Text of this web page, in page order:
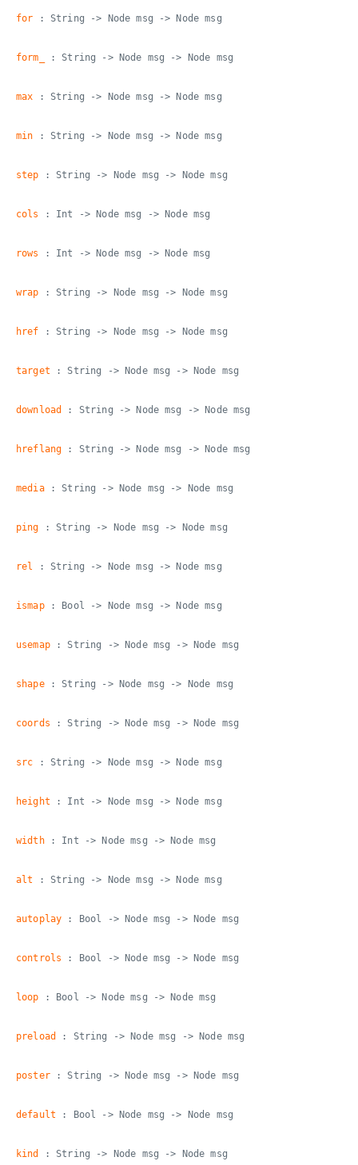
for : String -> Node msg -> Node msg
form_ : String -> Node msg -> Node msg
max : String -> Node msg -> Node msg
min : String -> Node msg -> Node msg
step : String -> Node msg -> Node msg
cols : Int -> Node msg -> Node msg
rows : Int -> Node msg -> Node msg
wrap : String -> Node msg -> Node msg
href : String -> Node msg -> Node msg
target : String -> Node msg -> Node msg
download : String -> Node msg -> Node msg
hreflang : String -> Node msg -> Node msg
media: String -> Node msg -> Node msg
ping : String -> Node msg -> Node msg
rel : String -> Node msg -> Node msg
ismap: Bool -> Node msg -> Node msg
usemap: String -> Node msg -> Node msg
shape: String -> Node msg -> Node msg
coords : String -> Node msg -> Node msg
src : String -> Node msg -> Node msg
height : Int -> Node msg -> Node msg
width: Int -> Node msg -> Node msg
alt : String -> Node msg -> Node msg
autoplay : Bool -> Node msg -> Node msg
controls : Bool -> Node msg -> Node msg
loop : Bool -> Node msg -> Node msg
preload : String -> Node msg -> Node msg
poster: String -> Node msg -> Node msg
default : Bool -> Node msg -> Node msg
kind : String -> Node msg -> Node msg